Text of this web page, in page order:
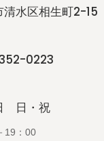
清水区相生町2-15
0223
日・祝
19：00